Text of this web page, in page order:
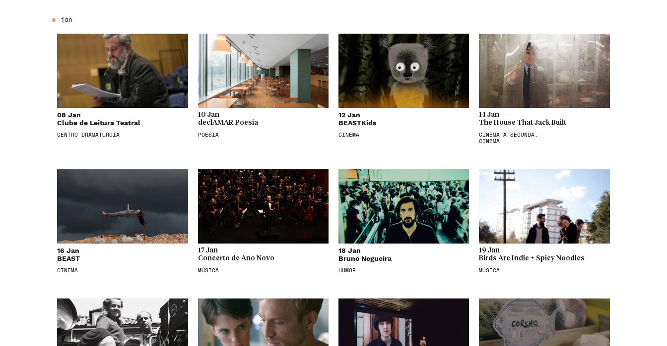
jan
08 Jan
Clube de Leitura Teatral
CENTRO DRAMATURGIA
10 Jan
declAMAR Poesia
POESIA
12 Jan
BEASTKids
CINEMA
14 Jan
The House That Jack Built
CINEMA À SEGUNDA,
CINEMA
16 Jan
BEAST
CINEMA
17 Jan
Concerto de Ano Novo
MÚSICA
18 Jan
Bruno Nogueira
HUMOR
19 Jan
Birds Are Indie + Spicy Noodles
MÚSICA